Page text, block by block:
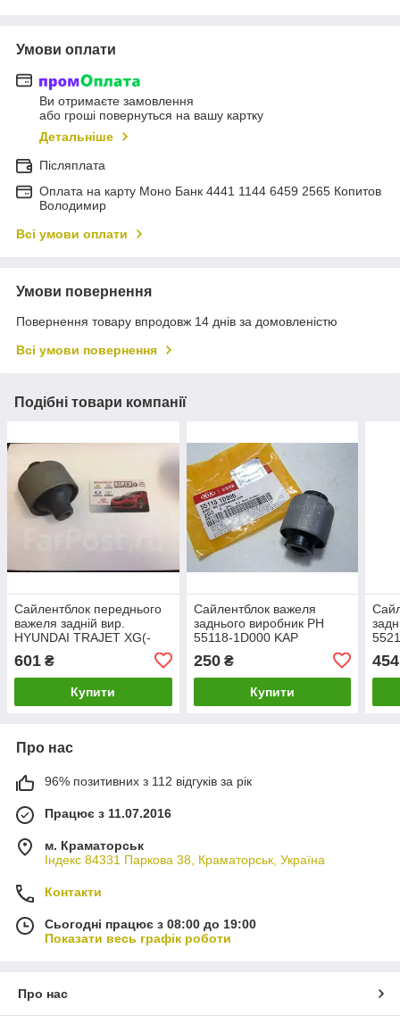
Умови оплати
Ви отримаєте замовлення
або гроші повернуться на вашу картку
Детальніше
Післяплата
Оплата на карту Моно Банк 4441 1144 6459 2565 Копитов
Володимир
Всі умови оплати
Умови повернення
Повернення товару впродовж 14 днів за домовленістю
Всі умови повернення
Подібні товари компанії
Сайлентблок переднього
важеля задній вир.
HYUNDAI TRAJET XG(-
3A100 (H07BSHPH04358)
KAP
601 ₴
Купити
Сайлентблок важеля
заднього виробник PH
55118-1D000 KAP
250₴
Купити
454
Про нас
96% позитивних з 112 відгуків за рік
Працює з 11.07.2016
м. Краматорськ
Індекс 84331 Паркова 38, Краматорськ, Україна
Контакти
Сьогодні працює з 08:00 до 19:00
Показати весь графік роботи
Про нас